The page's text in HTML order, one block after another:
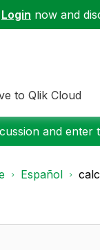
Login now and
to Qlik Cloud
and enter
Español